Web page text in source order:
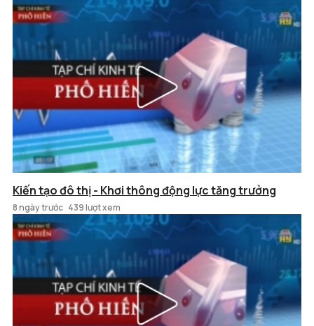
Kiến tạo đô thị - Khơi thông động lực tăng trưởng
8 ngày trước 439 lượt xem